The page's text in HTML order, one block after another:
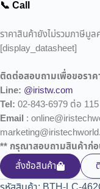
📞 Call
ราคาสินค้ายังไม่รวมภาษีมูล
[display_datasheet]
ติดต่อสอบถามเพื่อขอรา
Line: @iristw.com
Tel: 02-843-6979 ต่อ 115
Email :
** กรุณาสอบถามสินค้าก่
สั่งซ้อสินค้า